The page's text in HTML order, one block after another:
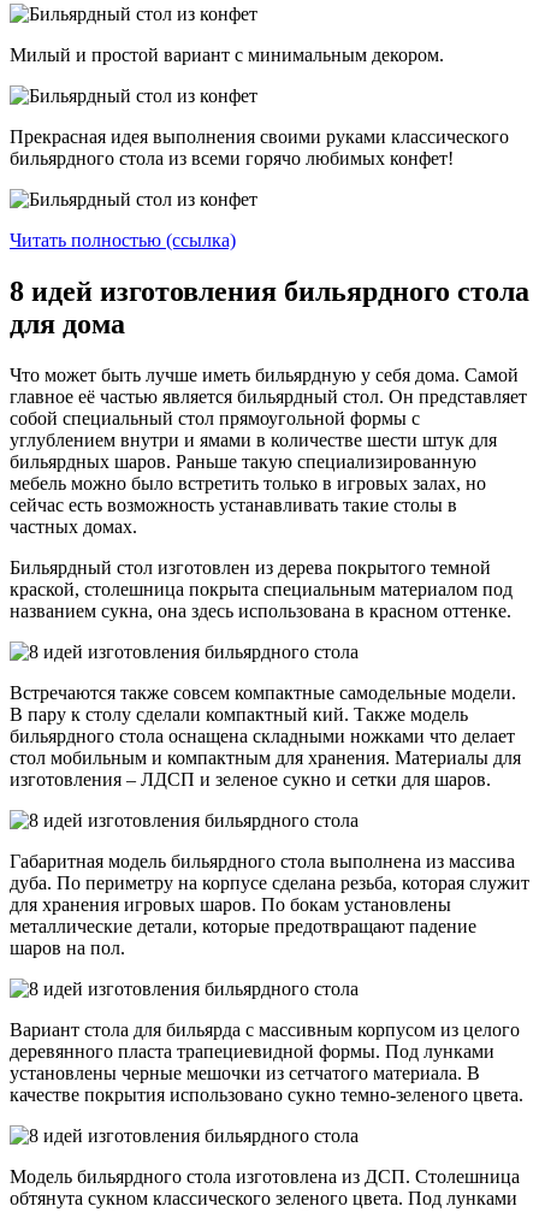
Милый и простой вариант с минимальным декором.
Прекрасная идея выполнения своими руками классического
бильярдного стола из всеми горячо любимых конфет!
Читать полностью (ссылка)
8 идей изготовления бильярдного стола
для дома
Что может быть лучше иметь бильярдную у себя дома. Самой
главное её частью является бильярдный стол. Он представляет
собой специальный стол прямоугольной формы с
углублением внутри и ямами в количестве шести штук для
бильярдных шаров. Раньше такую специализированную
мебель можно было встретить только в игровых залах, но
сейчас есть возможность устанавливать такие столы в
частных домах.
Бильярдный стол изготовлен из дерева покрытого темной
краской, столешница покрыта специальным материалом под
названием сукна, она здесь использована в красном оттенке.
Встречаются также совсем компактные самодельные модели.
В пару к столу сделали компактный кий. Также модель
бильярдного стола оснащена складными ножками что делает
стол мобильным и компактным для хранения. Материалы для
изготовления – ЛДСП и зеленое сукно и сетки для шаров.
Габаритная модель бильярдного стола выполнена из массива
дуба. По периметру на корпусе сделана резьба, которая служит
для хранения игровых шаров. По бокам установлены
металлические детали, которые предотвращают падение
шаров на пол.
Вариант стола для бильярда с массивным корпусом из целого
деревянного пласта трапециевидной формы. Под лунками
установлены черные мешочки из сетчатого материала. В
качестве покрытия использовано сукно темно-зеленого цвета.
Модель бильярдного стола изготовлена из ДСП. Столешница
обтянута сукном классического зеленого цвета. Под лунками